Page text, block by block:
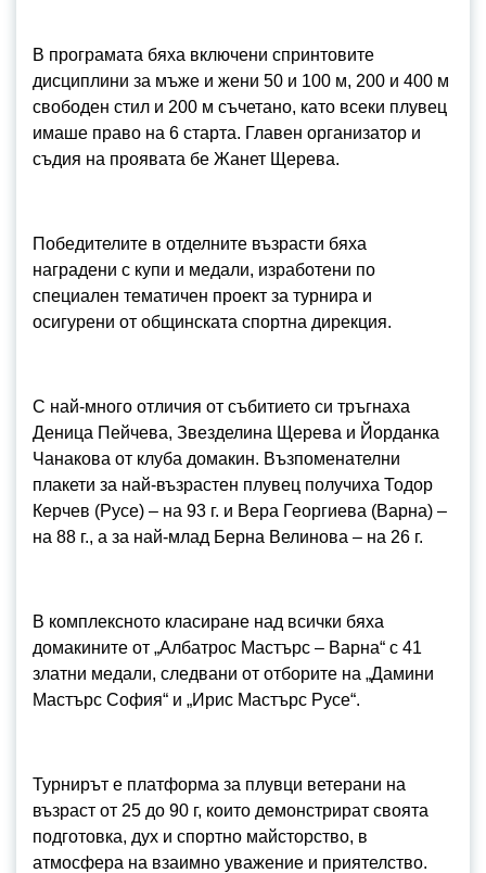
В програмата бяха включени спринтовите
дисциплини за мъже и жени 50 и 100 м, 200 и 400 м
свободен стил и 200 м съчетано, като всеки плувец
имаше право на 6 старта. Главен организатор и
съдия на проявата бе Жанет Щерева.
Победителите в отделните възрасти бяха
наградени с купи и медали, изработени по
специален тематичен проект за турнира и
осигурени от общинската спортна дирекция.
С най-много отличия от събитието си тръгнаха
Деница Пейчева, Звезделина Щерева и Йорданка
Чанакова от клуба домакин. Възпоменателни
плакети за най-възрастен плувец получиха Тодор
Керчев (Русе) – на 93 г. и Вера Георгиева (Варна) –
на 88 г., а за най-млад Берна Велинова – на 26 г.
В комплексното класиране над всички бяха
домакините от „Албатрос Мастърс – Варна“ с 41
златни медали, следвани от отборите на „Дамини
Мастърс София“ и „Ирис Мастърс Русе“.
Турнирът е платформа за плувци ветерани на
възраст от 25 до 90 г, които демонстрират своята
подготовка, дух и спортно майсторство, в
атмосфера на взаимно уважение и приятелство.